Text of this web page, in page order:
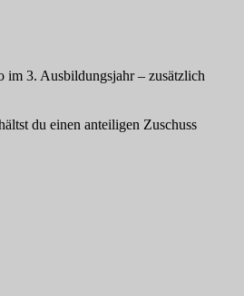
im 3. Ausbildungsjahr – zusätzlich
du einen anteiligen Zuschuss